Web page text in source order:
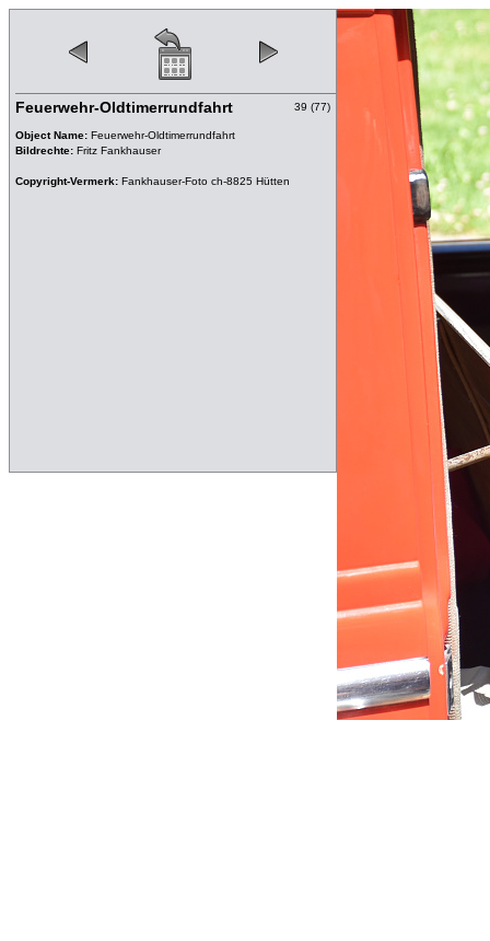
Feuerwehr-Oldtimerrundfahrt
Object Name: Feuerwehr-Oldtimerrundfahrt
Bildrechte: Fritz Fankhauser
Copyright-Vermerk: Fankhauser-Foto ch-8825 Hütten
39 (77)